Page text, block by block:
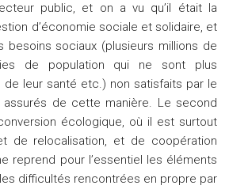
public, et on a vu qu’il était la
d’économie sociale et solidaire, et
besoins sociaux (plusieurs millions de
de population qui ne sont plus
de leur santé etc.) non satisfaits par le
de cette manière. Le second
écologique, où il est surtout
de relocalisation, et de coopération
reprend pour l’essentiel les éléments
difficultés rencontrées en propre par